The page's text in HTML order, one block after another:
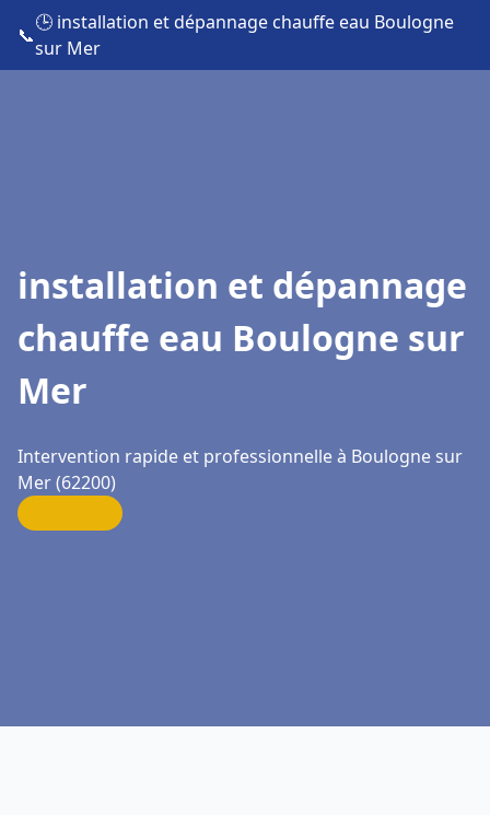
📞
🕒 installation et dépannage chauffe eau Boulogne
sur Mer
installation et dépannage
chauffe eau Boulogne sur
Mer
Intervention rapide et professionnelle à Boulogne sur
Mer (62200)